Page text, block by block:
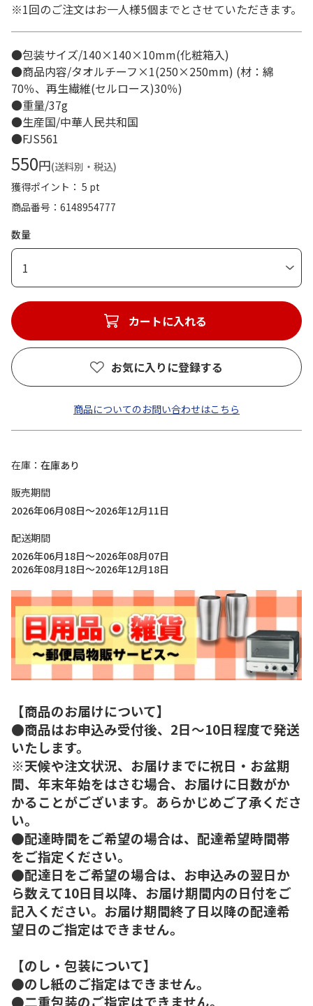
※1回のご注文はお一人様5個までとさせていただきます。
●包装サイズ/140×140×10mm(化粧箱入)
●商品内容/タオルチーフ×1(250×250mm) (材：綿
70％、再生繊維(セルロース)30％)
●重量/37g
●生産国/中華人民共和国
●FJS561
550円(送料別・税込)
獲得ポイント： 5 pt
商品番号
6148954777
数量
1
カートに入れる
お気に入りに登録する
商品についてのお問い合わせはこちら
在庫
在庫あり
販売期間
2026年06月08日～2026年12月11日
配送期間
2026年06月18日～2026年08月07日
2026年08月18日～2026年12月18日
【商品のお届けについて】
●商品はお申込み受付後、2日～10日程度で発送
いたします。
※天候や注文状況、お届けまでに祝日・お盆期
間、年末年始をはさむ場合、お届けに日数がか
かることがございます。あらかじめご了承くださ
い。
●配達時間をご希望の場合は、配達希望時間帯
をご指定ください。
●配達日をご希望の場合は、お申込みの翌日か
ら数えて10日目以降、お届け期間内の日付をご
記入ください。お届け期間終了日以降の配達希
望日のご指定はできません。
【のし・包装について】
●のし紙のご指定はできません。
●二重包装のご指定はできません。